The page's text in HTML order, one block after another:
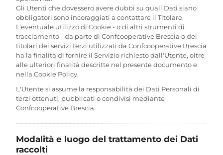
Gli Utenti che dovessero avere dubbi su quali Dati siano
obbligatori sono incoraggiati a contattare il Titolare.
L’eventuale utilizzo di Cookie - o di altri strumenti di
tracciamento - da parte di Confcooperative Brescia o dei
titolari dei servizi terzi utilizzati da Confcooperative Brescia
ha la finalità di fornire il Servizio richiesto dall'Utente, oltre
alle ulteriori finalità descritte nel presente documento e
nella Cookie Policy.
L'Utente si assume la responsabilità dei Dati Personali di
terzi ottenuti, pubblicati o condivisi mediante
Confcooperative Brescia.
Modalità e luogo del trattamento dei Dati
raccolti